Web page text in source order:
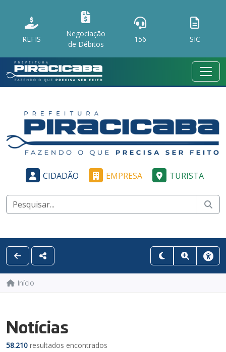
REFIS
Negociação
de Débitos
156 SIC
CIDADÃO EMPRESA TURISTA
Início
Notícias
58.210 resultados encontrados